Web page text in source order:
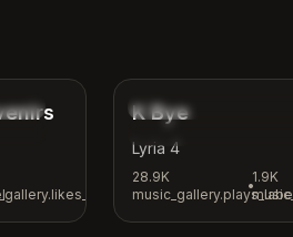
music_gallery.tags.indie
K Bye
Lyria 4
28.9K
•
1.9K
4:00